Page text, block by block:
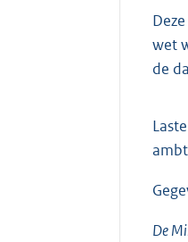
wet
de
De